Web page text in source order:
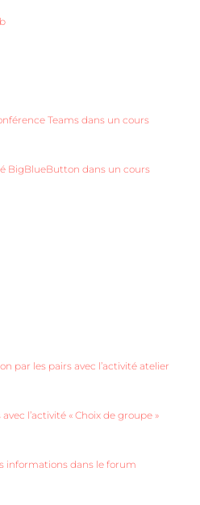
Teams dans un cours
BigBlueButton dans un cours
par les pairs avec l’activité atelier
l’activité « Choix de groupe »
informations dans le forum